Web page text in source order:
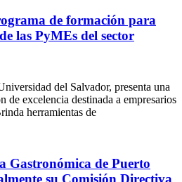
de formación para
las PyMEs del sector
del Salvador, presenta una
de excelencia destinada a empresarios
herramientas de
Gastronómica de Puerto
su Comisión Directiva